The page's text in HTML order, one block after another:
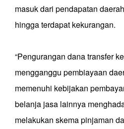
masuk dari pendapatan
hingga terdapat kekurangan.
“Pengurangan dana transfer
mengganggu pembiayaan
memenuhi kebijakan
belanja jasa lainnya
melakukan skema pinjaman